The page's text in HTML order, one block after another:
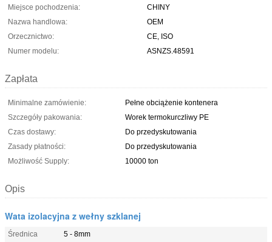
Miejsce pochodzenia:
CHINY
Nazwa handlowa:
OEM
Orzecznictwo:
CE, ISO
Numer modelu:
ASNZS.48591
Zapłata
Minimalne zamówienie:
Pełne obciążenie kontenera
Szczegóły pakowania:
Worek termokurczliwy PE
Czas dostawy:
Do przedyskutowania
Zasady płatności:
Do przedyskutowania
Możliwość Supply:
10000 ton
Opis
Wata izolacyjna z wełny szklanej
Średnica
5 - 8mm